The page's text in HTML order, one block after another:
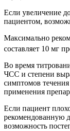
Если увеличение
пациентом,
Максимально
составляет 10 мг
Во время
ЧСС и степени
симптомов
применения
Если пациент
рекомендованную
возможность